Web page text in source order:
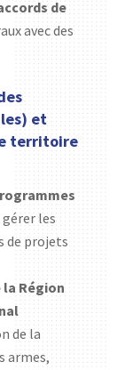
de
avec des
et
territoire
les
de projets
Région
de la
armes,